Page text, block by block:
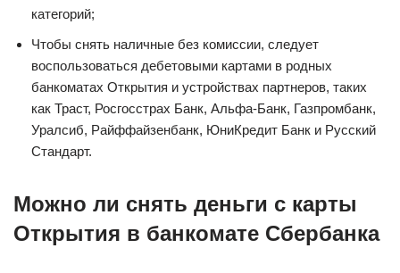
категорий;
Чтобы снять наличные без комиссии, следует
воспользоваться дебетовыми картами в родных
банкоматах Открытия и устройствах партнеров, таких
как Траст, Росгосстрах Банк, Альфа-Банк, Газпромбанк,
Уралсиб, Райффайзенбанк, ЮниКредит Банк и Русский
Стандарт.
Можно ли снять деньги с карты
Открытия в банкомате Сбербанка